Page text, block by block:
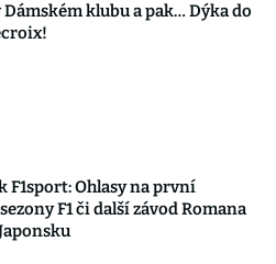
Dámském klubu a pak… Dýka do
F1sport: Ohlasy na první
F1 či další závod Romana